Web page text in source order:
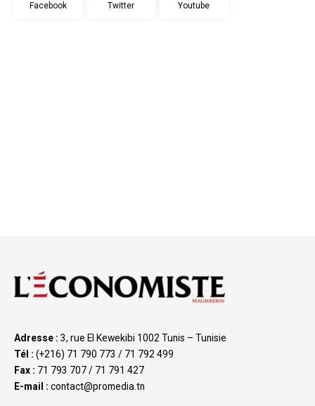
Facebook Twitter Youtube
Adresse : 3, rue El Kewekibi 1002 Tunis – Tunisie
Tél : (+216) 71 790 773 / 71 792 499
Fax : 71 793 707 / 71 791 427
E-mail : contact@promedia.tn